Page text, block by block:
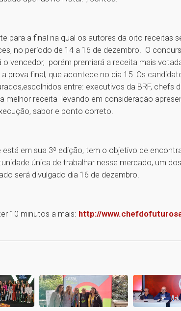
para a final na qual os autores da oito receitas
no período de 14 a 16 de dezembro. O
o vencedor, porém premiará a receita mais
prova final, que acontece no dia 15. Os
entre: executivos da BRF, chefs
melhor receita levando em consideração
sabor e ponto correto.
está em sua 3ª edição, tem o objetivo de
única de trabalhar nesse mercado, um
será divulgado dia 16 de dezembro.
10 minutos a mais: http:// 1